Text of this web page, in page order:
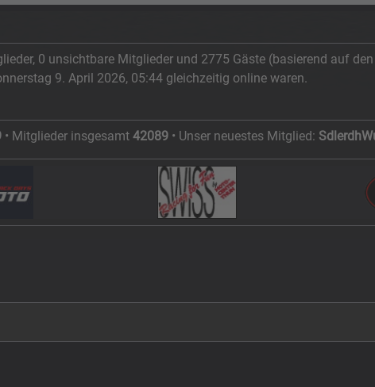
0 unsichtbare Mitglieder und 2775 Gäste (basierend auf
9. April 2026, 05:44 gleichzeitig online waren.
• Mitglieder insgesamt 42089 • Unser neuestes Mitglied: